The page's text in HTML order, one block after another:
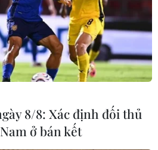
về những nỗ lực đơn
nhằm thay đổi hiện trạng trong
điểm về việc Triều Tiên phóng
8/8: Xác định đối thủ
ở bán kết